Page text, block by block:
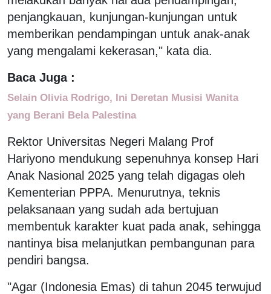
penjangkauan, kunjungan-kunjungan untuk
memberikan pendampingan untuk anak-anak
yang mengalami kekerasan," kata dia.
Baca Juga :
Selain Olivia Rodrigo, Ini Deretan Musisi Wanita
yang Berani Bela Palestina
Rektor Universitas Negeri Malang Prof
Hariyono mendukung sepenuhnya konsep Hari
Anak Nasional 2025 yang telah digagas oleh
Kementerian PPPA. Menurutnya, teknis
pelaksanaan yang sudah ada bertujuan
membentuk karakter kuat pada anak, sehingga
nantinya bisa melanjutkan pembangunan para
pendiri bangsa.
"Agar (Indonesia Emas) di tahun 2045 terwujud